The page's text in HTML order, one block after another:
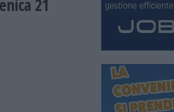
21